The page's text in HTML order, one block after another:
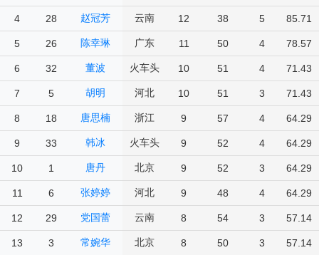
4 28 赵冠芳 云南 12 38 5 85.71
5 26 陈幸琳 广东 11 50 4 78.57
6 32 董波 火车头 10 51 4 71.43
7 5 胡明 河北 10 51 3 71.43
8 18 唐思楠 浙江 9 57 4 64.29
9 33 韩冰 火车头 9 52 4 64.29
10 1 唐丹 北京 9 52 3 64.29
11 6 张婷婷 河北 9 48 4 64.29
12 29 党国蕾 云南 8 54 3 57.14
13 3 常婉华 北京 8 50 3 57.14